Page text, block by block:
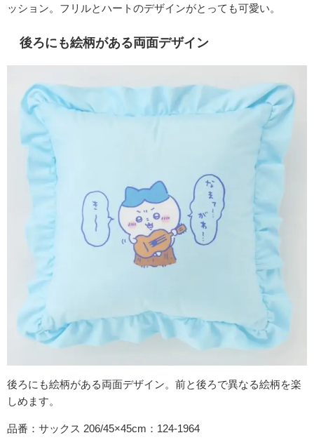
ッション。フリルとハートのデザインがとっても可愛い。
後ろにも絵柄がある両面デザイン
後ろにも絵柄がある両面デザイン。前と後ろで異なる絵柄を楽
しめます。
品番：サックス 206/45×45cm：124-1964